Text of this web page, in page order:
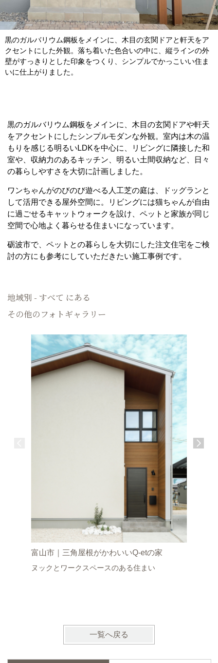
黒のガルバリウム鋼板をメインに、木目の玄関ドアと軒天をア
クセントにした外観。落ち着いた色合いの中に、縦ラインの外
壁がすっきりとした印象をつくり、シンプルでかっこいい住ま
いに仕上がりました。
黒のガルバリウム鋼板をメインに、木目の玄関ドアや軒天
をアクセントにしたシンプルモダンな外観。室内は木の温
もりを感じる明るいLDKを中心に、リビングに隣接した和
室や、収納力のあるキッチン、明るい土間収納など、日々
の暮らしやすさを大切に計画しました。
ワンちゃんがのびのび遊べる人工芝の庭は、ドッグランと
して活用できる屋外空間に。リビングには猫ちゃんが自由
に過ごせるキャットウォークを設け、ペットと家族が同じ
空間で心地よく暮らせる住まいになっています。
砺波市で、ペットとの暮らしを大切にした注文住宅をご検
討の方にも参考にしていただきたい施工事例です。
地域別 - すべて にある
その他のフォトギャラリー
富山市｜三角屋根がかわいいQ-etの家
ヌックとワークスペースのある住まい
一覧へ戻る